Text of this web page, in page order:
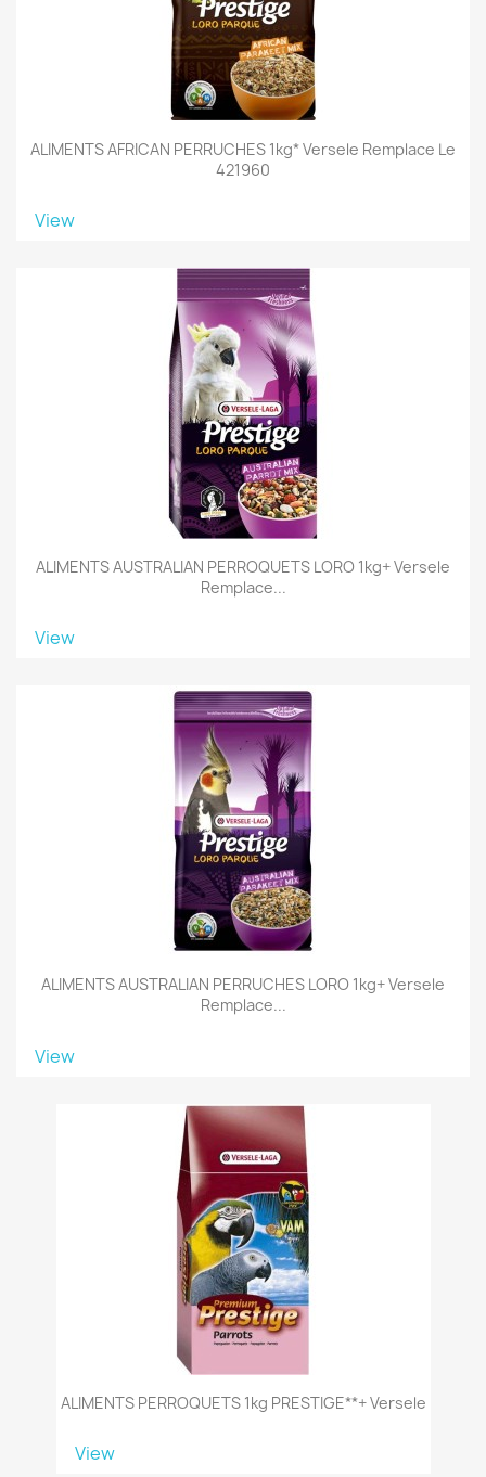
ALIMENTS AFRICAN PERRUCHES 1kg* Versele Remplace Le
421960
View
ALIMENTS AUSTRALIAN PERROQUETS LORO 1kg+ Versele
Remplace...
View
ALIMENTS AUSTRALIAN PERRUCHES LORO 1kg+ Versele
Remplace...
View
ALIMENTS PERROQUETS 1kg PRESTIGE**+ Versele
View